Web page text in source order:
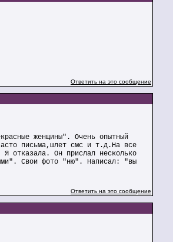
Ответить на это сообщение
женщины". Очень опытный
письма,шлет смс и т.д.На все
отказала. Он прислал несколько
Свои фото "ню". Написал: "вы
Ответить на это сообщение